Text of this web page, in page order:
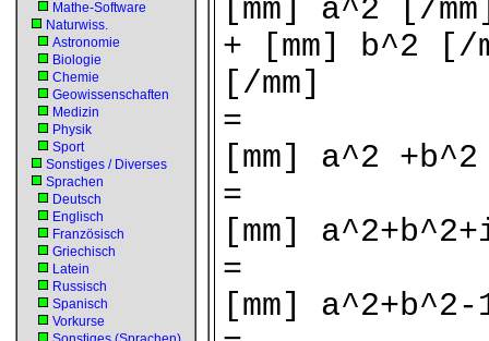
Mathe-Software
Naturwiss.
Astronomie
Biologie
Chemie
Geowissenschaften
Medizin
Physik
Sport
Sonstiges / Diverses
Sprachen
Deutsch
Englisch
Französisch
Griechisch
Latein
Russisch
Spanisch
Vorkurse
[mm] a^2 [/
+ [mm] b^2 [/
[/mm]
=
[mm] a^2
=
[mm]
=
[mm]